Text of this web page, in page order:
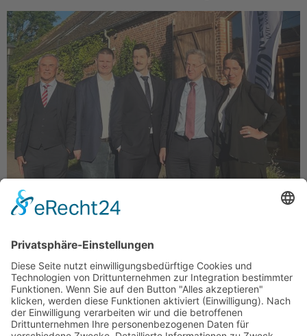
Die WerteUnion um Dr. Hans-Georg Maaßen hat am
Kremmen den Landesverband Brandenburg
Mehrheit die Anwältin Anna Sophia Werz (53) aus
Glienicke/Nordbahn gewählt. Bundesvorsitzender
Maaßen: „Damit sind wir auch in Brandenburg
bestens aufgestellt, ich freue mich auf einen starken